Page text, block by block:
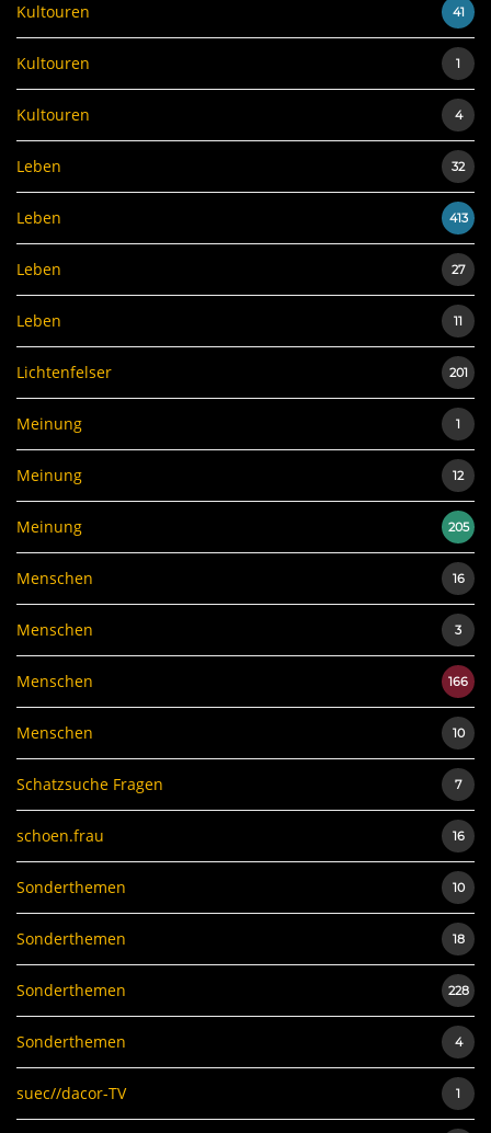
Kultouren 41
Kultouren 1
Kultouren 4
Leben 32
Leben 413
Leben 27
Leben 11
Lichtenfelser 201
Meinung 1
Meinung 12
Meinung 205
Menschen 16
Menschen 3
Menschen 166
Menschen 10
Schatzsuche Fragen 7
schoen.frau 16
Sonderthemen 10
Sonderthemen 18
Sonderthemen 228
Sonderthemen 4
suec//dacor-TV 1